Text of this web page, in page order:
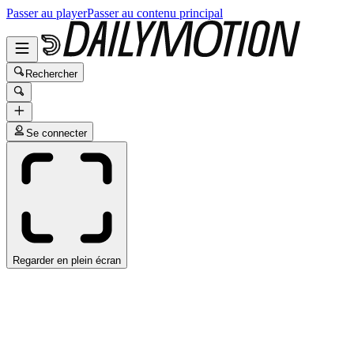
Passer au playerPasser au contenu principal
Rechercher
Se connecter
Regarder en plein écran